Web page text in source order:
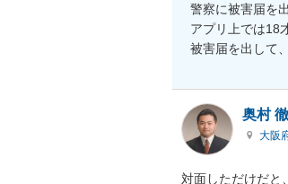
警察に被害届を
アプリ上では18
被害届を出して
奥村 徹
大阪
対面しただけだと